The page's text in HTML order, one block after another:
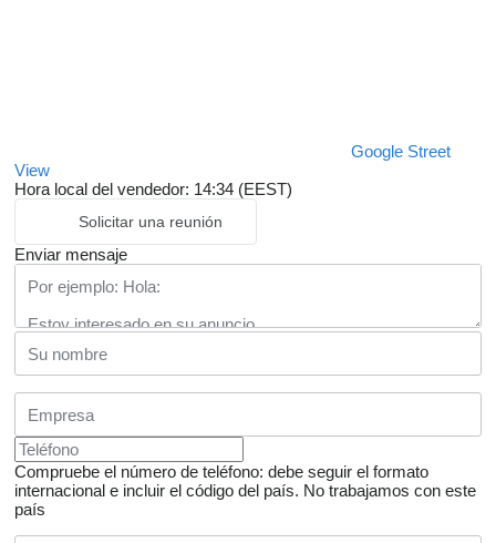
Google Street
View
Hora local del vendedor: 14:34 (EEST)
Solicitar una reunión
Enviar mensaje
Compruebe el número de teléfono: debe seguir el formato
internacional e incluir el código del país. No trabajamos con este
país